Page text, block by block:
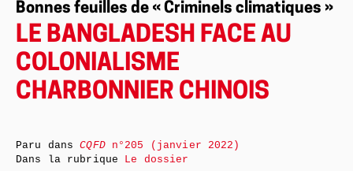
Bonnes feuilles de « Criminels climatiques »
LE BANGLADESH FACE AU
COLONIALISME
CHARBONNIER CHINOIS
Paru dansCQFDn°205 (janvier 2022)
Dans la rubrique Le dossier